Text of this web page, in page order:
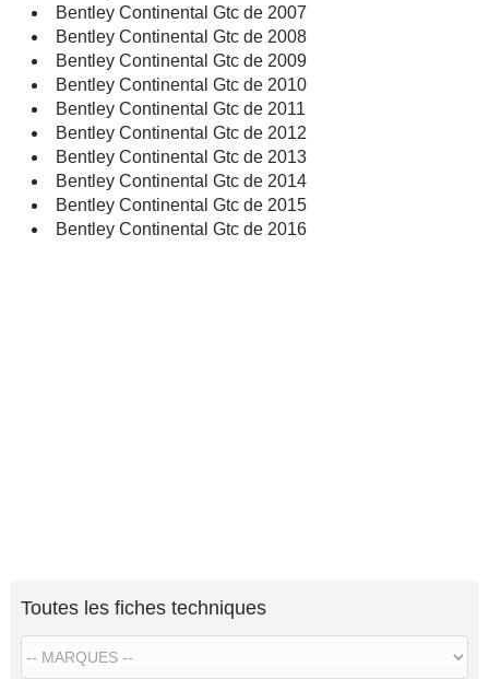
Bentley Continental Gtc de 2007
Bentley Continental Gtc de 2008
Bentley Continental Gtc de 2009
Bentley Continental Gtc de 2010
Bentley Continental Gtc de 2011
Bentley Continental Gtc de 2012
Bentley Continental Gtc de 2013
Bentley Continental Gtc de 2014
Bentley Continental Gtc de 2015
Bentley Continental Gtc de 2016
Toutes les fiches techniques